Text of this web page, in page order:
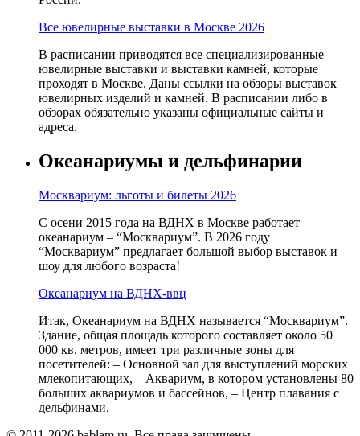
Все ювелирные выставки в Москве 2026
В расписании приводятся все специализированные
ювелирные выставки и выставки камней, которые
проходят в Москве. Даны ссылки на обзоры выставок
ювелирных изделий и камней. В расписании либо в
обзорах обязательно указаны официальные сайты и
адреса.
Океанариумы и дельфинарии
Москвариум: льготы и билеты 2026
С осени 2015 года на ВДНХ в Москве работает
океанариум – “Москвариум”. В 2026 году
“Москвариум” предлагает большой выбор выставок и
шоу для любого возраста!
Океанариум на ВДНХ-ввц
Итак, Океанариум на ВДНХ называется “Москвариум”.
Здание, общая площадь которого составляет около 50
000 кв. метров, имеет три различные зоны для
посетителей: – Основной зал для выступлений морских
млекопитающих, – Аквариум, в котором установлены 80
больших аквариумов и бассейнов, – Центр плавания с
дельфинами.